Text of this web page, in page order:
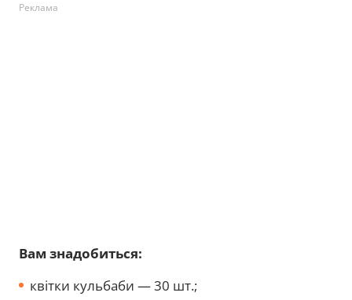
Реклама
Вам знадобиться:
квітки кульбаби — 30 шт.;